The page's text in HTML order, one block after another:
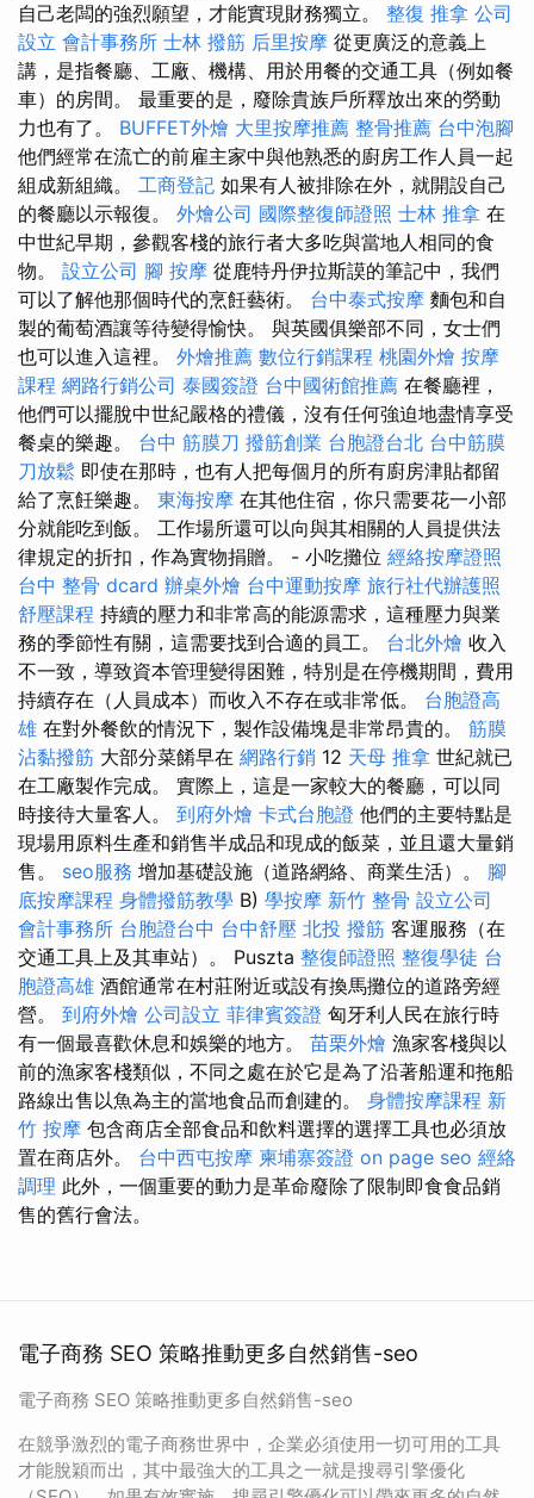
自己老闆的強烈願望，才能實現財務獨立。 整復 推拿 公司
設立 會計事務所 士林 撥筋 后里按摩 從更廣泛的意義上
講，是指餐廳、工廠、機構、用於用餐的交通工具（例如餐
車）的房間。 最重要的是，廢除貴族戶所釋放出來的勞動
力也有了。 BUFFET外燴 大里按摩推薦 整骨推薦 台中泡腳
他們經常在流亡的前雇主家中與他熟悉的廚房工作人員一起
組成新組織。 工商登記 如果有人被排除在外，就開設自己
的餐廳以示報復。 外燴公司 國際整復師證照 士林 推拿 在
中世紀早期，參觀客棧的旅行者大多吃與當地人相同的食
物。 設立公司 腳 按摩 從鹿特丹伊拉斯謨的筆記中，我們
可以了解他那個時代的烹飪藝術。 台中泰式按摩 麵包和自
製的葡萄酒讓等待變得愉快。 與英國俱樂部不同，女士們
也可以進入這裡。 外燴推薦 數位行銷課程 桃園外燴 按摩
課程 網路行銷公司 泰國簽證 台中國術館推薦 在餐廳裡，
他們可以擺脫中世紀嚴格的禮儀，沒有任何強迫地盡情享受
餐桌的樂趣。 台中 筋膜刀 撥筋創業 台胞證台北 台中筋膜
刀放鬆 即使在那時，也有人把每個月的所有廚房津貼都留
給了烹飪樂趣。 東海按摩 在其他住宿，你只需要花一小部
分就能吃到飯。 工作場所還可以向與其相關的人員提供法
律規定的折扣，作為實物捐贈。 - 小吃攤位 經絡按摩證照
台中 整骨 dcard 辦桌外燴 台中運動按摩 旅行社代辦護照
舒壓課程 持續的壓力和非常高的能源需求，這種壓力與業
務的季節性有關，這需要找到合適的員工。 台北外燴 收入
不一致，導致資本管理變得困難，特別是在停機期間，費用
持續存在（人員成本）而收入不存在或非常低。 台胞證高
雄 在對外餐飲的情況下，製作設備塊是非常昂貴的。 筋膜
沾黏撥筋 大部分菜餚早在 網路行銷 12 天母 推拿 世紀就已
在工廠製作完成。 實際上，這是一家較大的餐廳，可以同
時接待大量客人。 到府外燴 卡式台胞證 他們的主要特點是
現場用原料生產和銷售半成品和現成的飯菜，並且還大量銷
售。 seo服務 增加基礎設施（道路網絡、商業生活）。 腳
底按摩課程 身體撥筋教學 B) 學按摩 新竹 整骨 設立公司
會計事務所 台胞證台中 台中舒壓 北投 撥筋 客運服務（在
交通工具上及其車站）。 Puszta 整復師證照 整復學徒 台
胞證高雄 酒館通常在村莊附近或設有換馬攤位的道路旁經
營。 到府外燴 公司設立 菲律賓簽證 匈牙利人民在旅行時
有一個最喜歡休息和娛樂的地方。 苗栗外燴 漁家客棧與以
前的漁家客棧類似，不同之處在於它是為了沿著船運和拖船
路線出售以魚為主的當地食品而創建的。 身體按摩課程 新
竹 按摩 包含商店全部食品和飲料選擇的選擇工具也必須放
置在商店外。 台中西屯按摩 柬埔寨簽證 on page seo 經絡
調理 此外，一個重要的動力是革命廢除了限制即食食品銷
售的舊行會法。
電子商務 SEO 策略推動更多自然銷售-seo
電子商務 SEO 策略推動更多自然銷售-seo
在競爭激烈的電子商務世界中，企業必須使用一切可用的工具
才能脫穎而出，其中最強大的工具之一就是搜尋引擎優化